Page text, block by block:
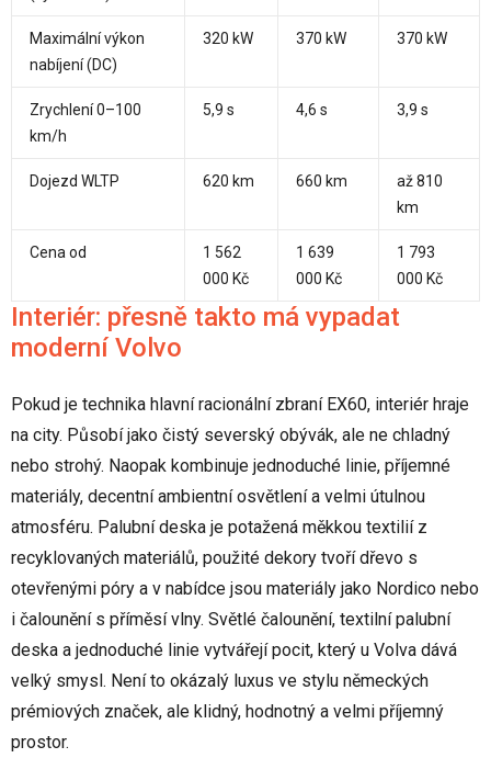
Maximální výkon
nabíjení (DC)
320 kW 370 kW 370 kW
Zrychlení 0–100
km/h
5,9 s 4,6 s 3,9 s
Dojezd WLTP 620 km 660 km
až 810
km
Cena od
1 562
000 Kč
1 639
000 Kč
1 793
000 Kč
Interiér: přesně takto má vypadat
moderní Volvo
Pokud je technika hlavní racionální zbraní EX60, interiér hraje
na city. Působí jako čistý severský obývák, ale ne chladný
nebo strohý. Naopak kombinuje jednoduché linie, příjemné
materiály, decentní ambientní osvětlení a velmi útulnou
atmosféru. Palubní deska je potažená měkkou textilií z
recyklovaných materiálů, použité dekory tvoří dřevo s
otevřenými póry a v nabídce jsou materiály jako Nordico nebo
i čalounění s příměsí vlny. Světlé čalounění, textilní palubní
deska a jednoduché linie vytvářejí pocit, který u Volva dává
velký smysl. Není to okázalý luxus ve stylu německých
prémiových značek, ale klidný, hodnotný a velmi příjemný
prostor.